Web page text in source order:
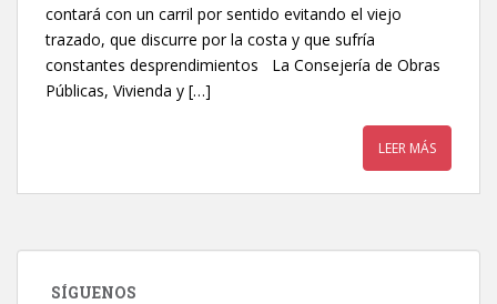
contará con un carril por sentido evitando el viejo
trazado, que discurre por la costa y que sufría
constantes desprendimientos La Consejería de Obras
Públicas, Vivienda y […]
LEER MÁS
SÍGUENOS